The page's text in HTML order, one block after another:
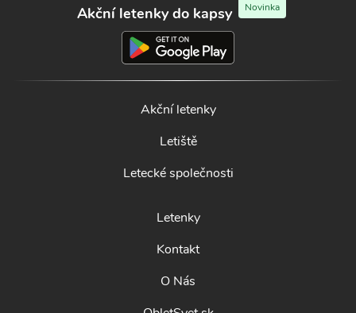
Akční letenky do kapsy Novinka
Akční letenky
Letiště
Letecké společnosti
Letenky
Kontakt
O Nás